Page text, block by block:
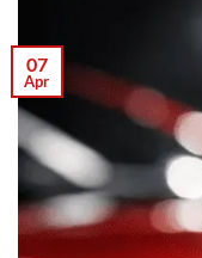
07
Apr